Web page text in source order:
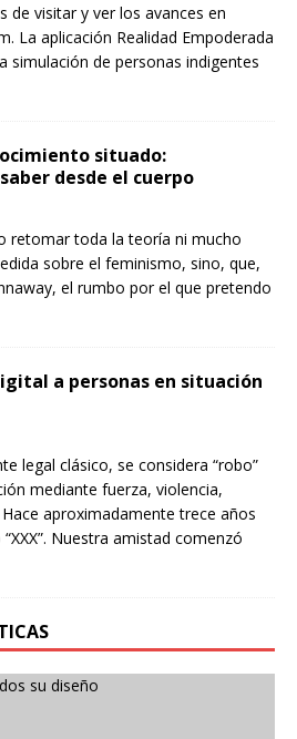
de visitar y ver los avances en
La aplicación Realidad Empoderada
simulación de personas indigentes
situado:
desde el cuerpo
retomar toda la teoría ni mucho
sobre el feminismo, sino, que,
el rumbo por el que pretendo
a personas en situación
legal clásico, se considera “robo”
mediante fuerza, violencia,
aproximadamente trece años
Nuestra amistad comenzó